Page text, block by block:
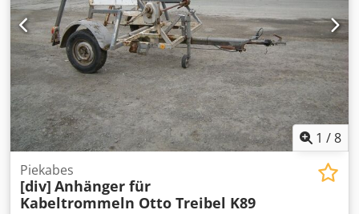
1 /8
Piekabes
[div] Anhänger für
Kabeltrommeln Otto Treibel K89